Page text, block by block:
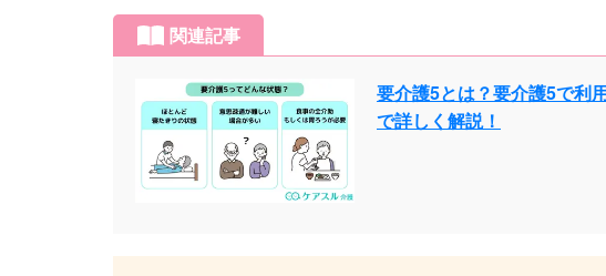
関連記事
要介護5とは？要介護5で利
で詳しく解説！